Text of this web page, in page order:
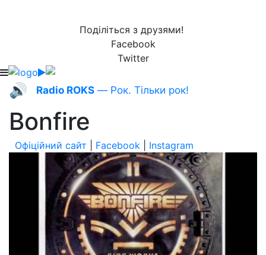
Поділіться з друзями!
Facebook
Twitter
🔊 Radio ROKS — Рок. Тільки рок!
Bonfire
Офіційний сайт Facebook Instagram